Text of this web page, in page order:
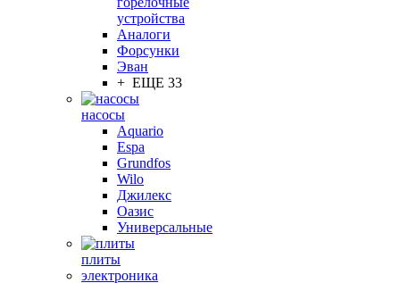
устройства
Aналоги
Форсунки
Эван
+ ЕЩЕ 33
насосы
Aquario
Espa
Grundfos
Wilo
Джилекс
Оазис
Универсальные
плиты
электроника